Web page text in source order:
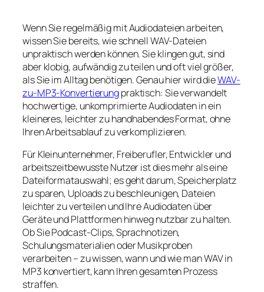
Wenn Sie regelmäßig mit Audiodateien arbeiten,
wissen Sie bereits, wie schnell WAV-Dateien
unpraktisch werden können. Sie klingen gut, sind
aber klobig, aufwändig zu teilen und oft viel größer,
als Sie im Alltag benötigen. Genau hier wird dieWAV-
zu-MP3-Konvertierungpraktisch: Sie verwandelt
hochwertige, unkomprimierte Audiodaten in ein
kleineres, leichter zu handhabendes Format, ohne
Ihren Arbeitsablauf zu verkomplizieren.
Für Kleinunternehmer, Freiberufler, Entwickler und
arbeitszeitbewusste Nutzer ist dies mehr als eine
Dateiformatauswahl; es geht darum, Speicherplatz
zu sparen, Uploads zu beschleunigen, Dateien
leichter zu verteilen und Ihre Audiodaten über
Geräte und Plattformen hinweg nutzbar zu halten.
Ob Sie Podcast-Clips, Sprachnotizen,
Schulungsmaterialien oder Musikproben
verarbeiten – zu wissen, wann und wie man WAV in
MP3 konvertiert, kann Ihren gesamten Prozess
straffen.